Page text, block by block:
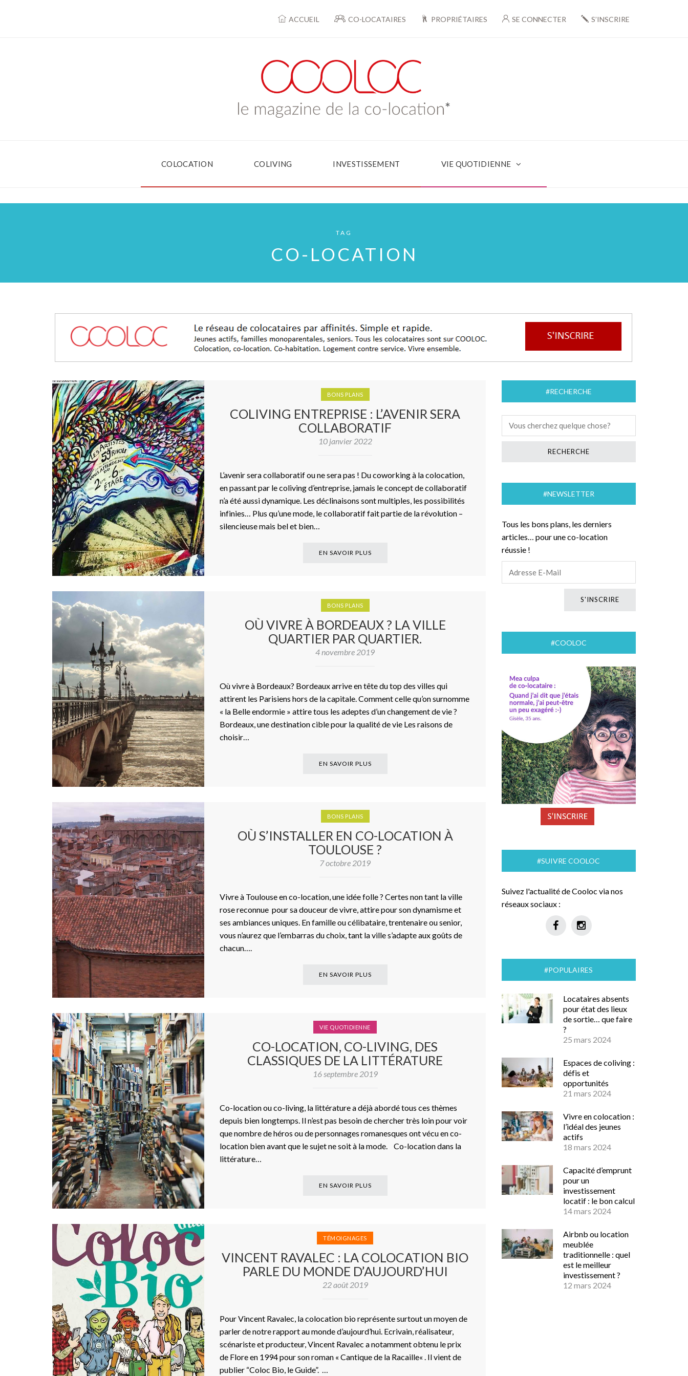
ACCUEIL CO-LOCATAIRES PROPRIÉTAIRES SE CONNECTER S’INSCRIRE
COLOCATION COLIVING INVESTISSEMENT VIE QUOTIDIENNE
TAG
CO-LOCATION
BONS PLANS
COLIVING ENTREPRISE : L’AVENIR SERA
COLLABORATIF
10 janvier 2022
L’avenir sera collaboratif ou ne sera pas ! Du coworking à la colocation,
en passant par le coliving d’entreprise, jamais le concept de collaboratif
n’a été aussi dynamique. Les déclinaisons sont multiples, les possibilités
infinies… Plus qu’une mode, le collaboratif fait partie de la révolution –
silencieuse mais bel et bien…
EN SAVOIR PLUS
BONS PLANS
OÙ VIVRE À BORDEAUX ? LA VILLE
QUARTIER PAR QUARTIER.
4 novembre 2019
Où vivre à Bordeaux? Bordeaux arrive en tête du top des villes qui
attirent les Parisiens hors de la capitale. Comment celle qu’on surnomme
« la Belle endormie » attire tous les adeptes d’un changement de vie ?
Bordeaux, une destination cible pour la qualité de vie Les raisons de
choisir…
EN SAVOIR PLUS
BONS PLANS
OÙ S’INSTALLER EN CO-LOCATION À
TOULOUSE ?
7 octobre 2019
Vivre à Toulouse en co-location, une idée folle ? Certes non tant la ville
rose reconnue pour sa douceur de vivre, attire pour son dynamisme et
ses ambiances uniques. En famille ou célibataire, trentenaire ou senior,
vous n’aurez que l’embarras du choix, tant la ville s’adapte aux goûts de
chacun….
EN SAVOIR PLUS
VIE QUOTIDIENNE
CO-LOCATION, CO-LIVING, DES
CLASSIQUES DE LA LITTÉRATURE
16 septembre 2019
Co-location ou co-living, la littérature a déjà abordé tous ces thèmes
depuis bien longtemps. Il n’est pas besoin de chercher très loin pour voir
que nombre de héros ou de personnages romanesques ont vécu en co-
location bien avant que le sujet ne soit à la mode. Co-location dans la
littérature…
EN SAVOIR PLUS
TÉMOIGNAGES
VINCENT RAVALEC : LA COLOCATION BIO
PARLE DU MONDE D’AUJOURD’HUI
22 août 2019
Pour Vincent Ravalec, la colocation bio représente surtout un moyen de
parler de notre rapport au monde d’aujourd’hui. Ecrivain, réalisateur,
scénariste et producteur, Vincent Ravalec a notamment obtenu le prix
de Flore en 1994 pour son roman « Cantique de la Racaille« . Il vient de
publier “Coloc Bio, le Guide”. …
#RECHERCHE
#NEWSLETTER
Tous les bons plans, les derniers
articles… pour une co-location
réussie !
#COOLOC
#SUIVRE COOLOC
Suivez l'actualité de Cooloc via nos
réseaux sociaux :
#POPULAIRES
Locataires absents
pour état des lieux
de sortie… que faire
?
25 mars 2024
Espaces de coliving :
défis et
opportunités
21 mars 2024
Vivre en colocation :
l’idéal des jeunes
actifs
18 mars 2024
Capacité d’emprunt
pour un
investissement
locatif : le bon calcul
14 mars 2024
Airbnb ou location
meublée
traditionnelle : quel
est le meilleur
investissement ?
12 mars 2024